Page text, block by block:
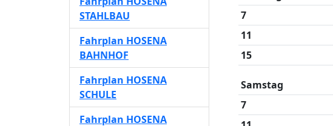
7
11
15
Samstag
7
STAHLBAU
Fahrplan HOSENA
BAHNHOF
Fahrplan HOSENA
SCHULE
Fahrplan HOSENA